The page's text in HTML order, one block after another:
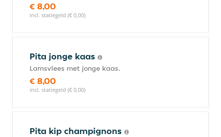
€ 8,00
incl. statiegeld (€ 0,00)
Pita jonge kaas
Lamsvlees met jonge kaas.
€ 8,00
incl. statiegeld (€ 0,00)
Pita kip champignons